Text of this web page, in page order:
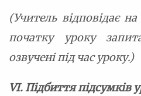
(Учитель відповідає
початку уроку
озвучені під час уроку.)
VІ. Підбиття підсумків